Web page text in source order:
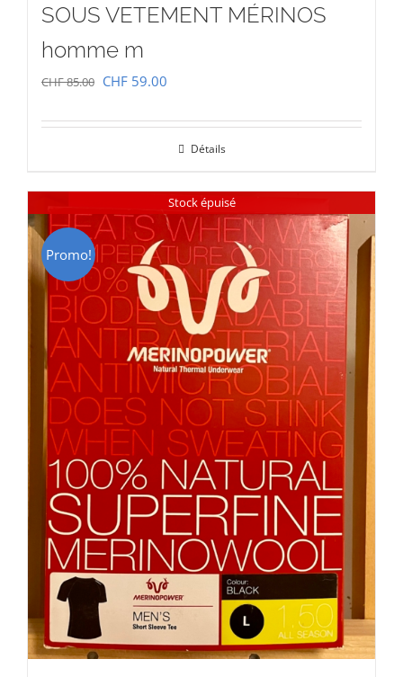
SOUS VETEMENT MÉRINOS
homme m
CHF85.00 Le
initial
CHF 85.00.
CHF 59.00
actuel
CHF 59.00.
Détails
Stock épuisé
Promo!